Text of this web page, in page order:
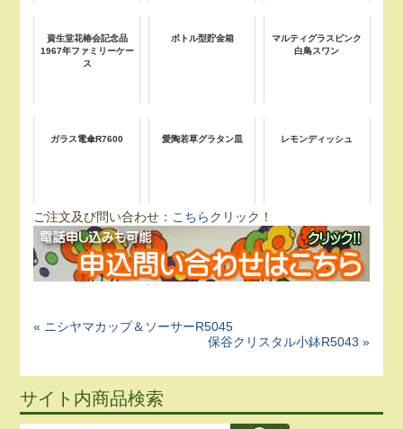
資生堂花椿会記念品
1967年ファミリーケー
ス
ボトル型貯金箱
マルティグラスピンク
白鳥スワン
ガラス電傘R7600 愛陶若草グラタン皿 レモンディッシュ
ご注文及び問い合わせ： こちらクリック！
« ニシヤマカップ＆ソーサーR5045
保谷クリスタル小鉢R5043 »
サイト内商品検索